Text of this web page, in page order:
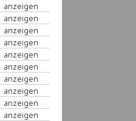
anzeigen
anzeigen
anzeigen
anzeigen
anzeigen
anzeigen
anzeigen
anzeigen
anzeigen
anzeigen